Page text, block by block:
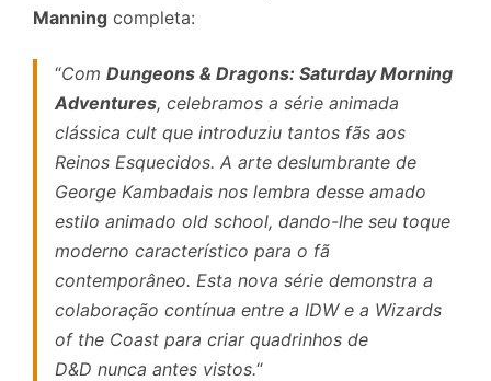
Manning completa:
“Com Dungeons & Dragons: Saturday Morning
Adventures, celebramos a série animada
clássica cult que introduziu tantos fãs aos
Reinos Esquecidos. A arte deslumbrante de
George Kambadais nos lembra desse amado
estilo animado old school, dando-lhe seu toque
moderno característico para o fã
contemporâneo. Esta nova série demonstra a
colaboração contínua entre a IDW e a Wizards
of the Coast para criar quadrinhos de
D&D nunca antes vistos.“